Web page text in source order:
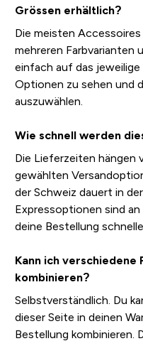
Grössen erhältlich?
Die meisten
mehreren Farbvarianten
einfach auf das
Optionen zu sehen und
auszuwählen.
Wie schnell werden
Die Lieferzeiten hängen
gewählten
der Schweiz dauert in
Expressoptionen sind
deine Bestellung
Kann ich verschiedene
kombinieren?
Selbstverständlich. Du
dieser Seite in deinen
Bestellung kombinieren.